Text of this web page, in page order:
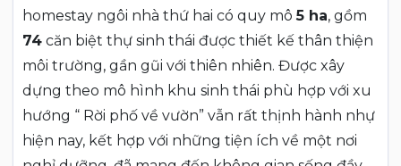
homestay ngôi nhà thứ hai có quy mô5 ha, gồm
74 căn biệt thự sinh thái được thiết kế thân thiện
môi trường, gần gũi với thiên nhiên. Được xây
dựng theo mô hình khu sinh thái phù hợp với xu
hướng “ Rời phố về vườn” vẫn rất thịnh hành nhự
hiện nay, kết hợp với những tiện ích về một nơi